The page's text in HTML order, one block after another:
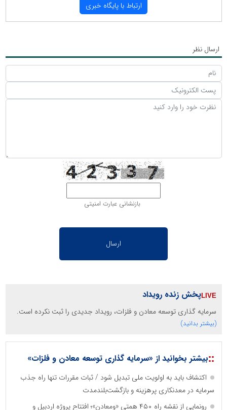
ارتباط با پایگاه خبری
ارسال نظر
بازنشانی عبارت امنیتی
پخش زنده رویداد
سرمایه گذاری توسعه معادن و فلزات، رویداد جدیدی را ثبت نکرده است.
(بیشتر بدانید)
::بیشتر بخوانید از «سرمایه گذاری توسعه معادن و فلزات»
اکتشاف باید به اولویت ملی تبدیل شود / ثبات مقررات تنها راه جذب
سرمایه در معدنکاری پرهزینه و بازگشت‌بلندمدت
رونمایی از نقشه راه ۴۵۰ همتی «ومعادن»؛ افتتاح پروژه اردبیل و